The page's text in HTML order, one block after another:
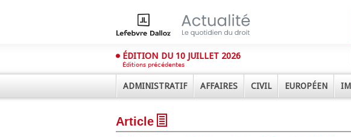
ÉDITION DU 10 JUILLET 2026
Éditions précédentes
ADMINISTRATIF AFFAIRES CIVIL EUROPÉEN
Article